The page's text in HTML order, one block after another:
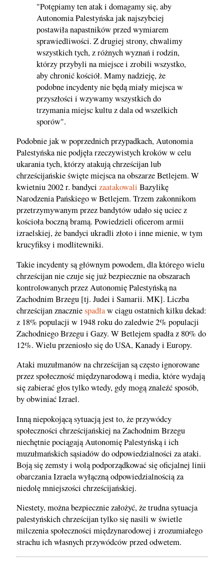
"Potępiamy ten atak i domagamy się, aby
Autonomia Palestyńska jak najszybciej
postawiła napastników przed wymiarem
sprawiedliwości. Z drugiej strony, chwalimy
wszystkich tych, z różnych wyznań i rodzin,
którzy przybyli na miejsce i zrobili wszystko,
aby chronić kościół. Mamy nadzieję, że
podobne incydenty nie będą miały miejsca w
przyszłości i wzywamy wszystkich do
trzymania miejsc kultu z dala od wszelkich
sporów".
Podobnie jak w poprzednich przypadkach, Autonomia
Palestyńska nie podjęła rzeczywistych kroków w celu
ukarania tych, którzy atakują chrześcijan lub
chrześcijańskie święte miejsca na obszarze Betlejem. W
kwietniu 2002 r. bandyci zaatakowali Bazylikę
Narodzenia Pańskiego w Betlejem. Trzem zakonnikom
przetrzymywanym przez bandytów udało się uciec z
kościoła boczną bramą. Powiedzieli oficerom armii
izraelskiej, że bandyci ukradli złoto i inne mienie, w tym
krucyfiksy i modlitewniki.
Takie incydenty są głównym powodem, dla którego wielu
chrześcijan nie czuje się już bezpiecznie na obszarach
kontrolowanych przez Autonomię Palestyńską na
Zachodnim Brzegu [tj. Judei i Samarii. MK]. Liczba
chrześcijan znaczniespadław ciągu ostatnich kilku dekad:
z 18% populacji w 1948 roku do zaledwie 2% populacji
Zachodniego Brzegu i Gazy. W Betlejem spadła z 80% do
12%. Wielu przeniosło się do USA, Kanady i Europy.
Ataki muzułmanów na chrześcijan są często ignorowane
przez społeczność międzynarodową i media, które wydają
się zabierać głos tylko wtedy, gdy mogą znaleźć sposób,
by obwiniać Izrael.
Inną niepokojącą sytuacją jest to, że przywódcy
społeczności chrześcijańskiej na Zachodnim Brzegu
niechętnie pociągają Autonomię Palestyńską i ich
muzułmańskich sąsiadów do odpowiedzialności za ataki.
Boją się zemsty i wolą podporządkować się oficjalnej linii
obarczania Izraela wyłączną odpowiedzialnością za
niedolę mniejszości chrześcijańskiej.
Niestety, można bezpiecznie założyć, że trudna sytuacja
palestyńskich chrześcijan tylko się nasili w świetle
milczenia społeczności międzynarodowej i zrozumiałego
strachu ich własnych przywódców przed odwetem.